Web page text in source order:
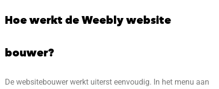
Hoe werkt de Weebly website
bouwer?
De websitebouwer werkt uiterst eenvoudig. In het menu aan